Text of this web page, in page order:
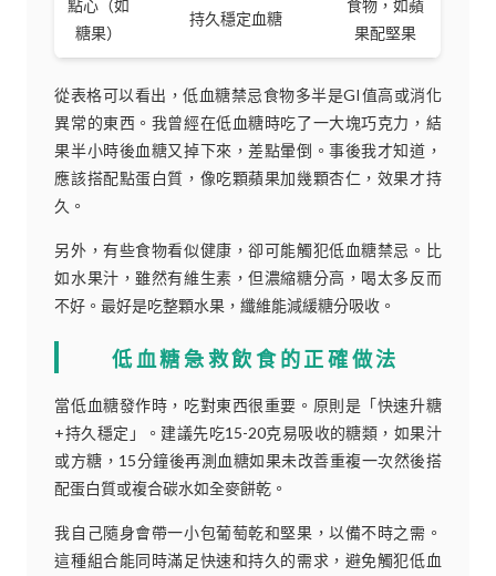
點心（如
糖果）
持久穩定血糖
食物，如蘋
果配堅果
從表格可以看出，低血糖禁忌食物多半是GI值高或消化
異常的東西。我曾經在低血糖時吃了一大塊巧克力，結
果半小時後血糖又掉下來，差點暈倒。事後我才知道，
應該搭配點蛋白質，像吃顆蘋果加幾顆杏仁，效果才持
久。
另外，有些食物看似健康，卻可能觸犯低血糖禁忌。比
如水果汁，雖然有維生素，但濃縮糖分高，喝太多反而
不好。最好是吃整顆水果，纖維能減緩糖分吸收。
低血糖急救飲食的正確做法
當低血糖發作時，吃對東西很重要。原則是「快速升糖
+持久穩定」。建議先吃15-20克易吸收的糖類，如果汁
或方糖，15分鐘後再測血糖如果未改善重複一次然後搭
配蛋白質或複合碳水如全麥餅乾。
我自己隨身會帶一小包葡萄乾和堅果，以備不時之需。
這種組合能同時滿足快速和持久的需求，避免觸犯低血